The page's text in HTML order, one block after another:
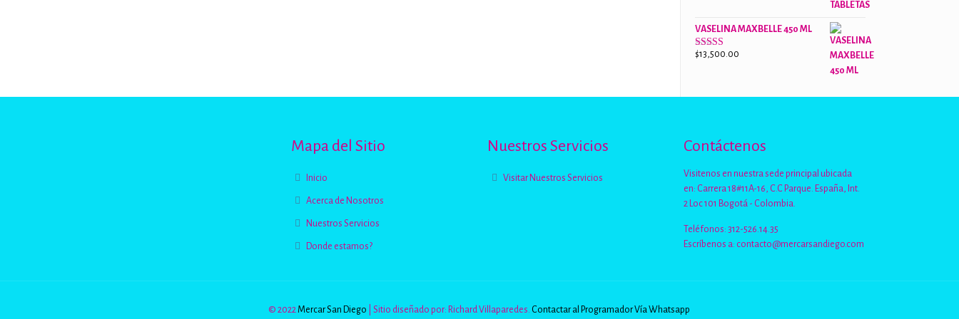
VASELINA MAXBELLE 450 ML
Valorado
$13,500.00
Mapa del Sitio
Inicio
Acerca de Nosotros
Nuestros Servicios
Donde estamos?
Nuestros Servicios
Visitar Nuestros Servicios
Contáctenos
Visitenos en nuestra sede principal ubicada
en: Carrera 18#11A-16, C.C Parque. España, Int.
2 Loc 101 Bogotá - Colombia.
Teléfonos: 312-526.14.35
Escríbenos a: contacto@mercarsandiego.com
© 2022Mercar San Diego | Sitio diseñado por: Richard Villaparedes. Contactar al Programador Vía Whatsapp